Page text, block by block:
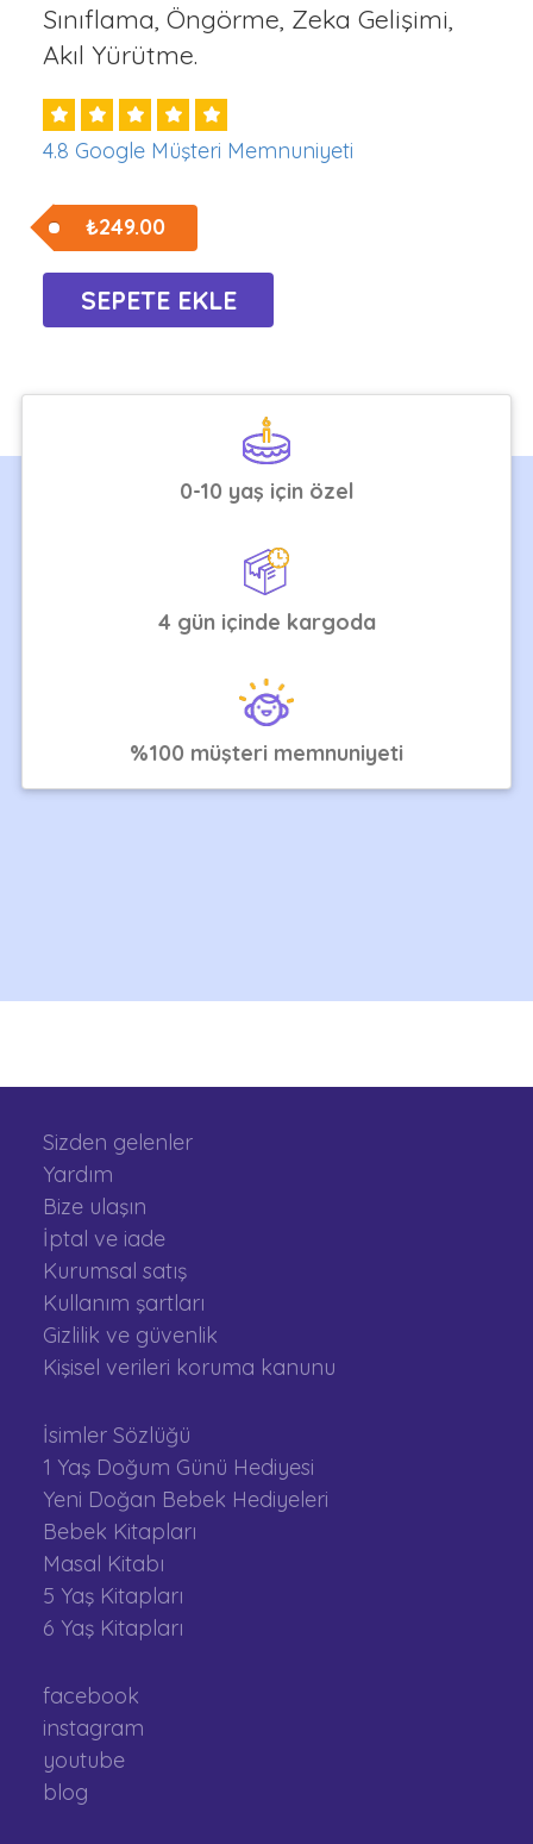
Sınıflama, Öngörme, Zeka Gelişimi,
Akıl Yürütme.
4.8 Google Müşteri Memnuniyeti
₺249.00
0-10 yaş için özel
4 gün içinde kargoda
%100 müşteri memnuniyeti
Sizden gelenler
Yardım
Bize ulaşın
İptal ve iade
Kurumsal satış
Kullanım şartları
Gizlilik ve güvenlik
Kişisel verileri koruma kanunu
İsimler Sözlüğü
1 Yaş Doğum Günü Hediyesi
Yeni Doğan Bebek Hediyeleri
Bebek Kitapları
Masal Kitabı
5 Yaş Kitapları
6 Yaş Kitapları
facebook
instagram
youtube
blog